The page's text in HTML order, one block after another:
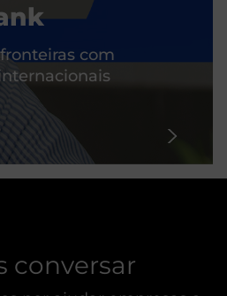
com
conversar